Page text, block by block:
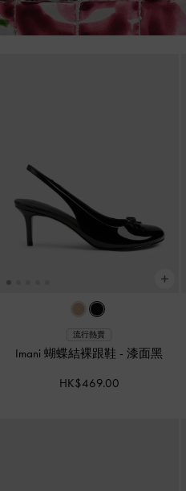
流行熱賣
Imani 蝴蝶結裸跟鞋 -漆面黑
HK$469.00